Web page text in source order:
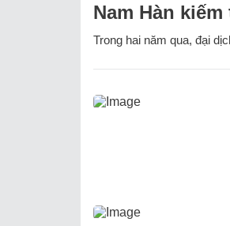
Nam Hàn
Trong hai năm qua, đại